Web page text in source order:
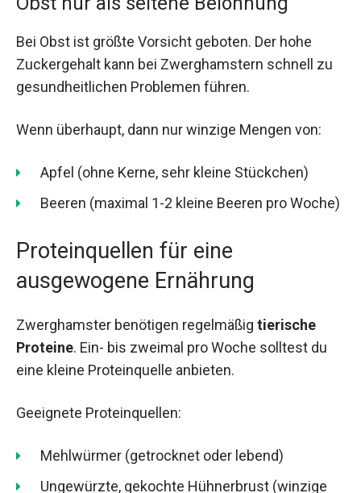
Bei Obst ist größte Vorsicht geboten. Der hohe
Zuckergehalt kann bei Zwerghamstern schnell zu
gesundheitlichen Problemen führen.
Wenn überhaupt, dann nur winzige Mengen von:
Apfel (ohne Kerne, sehr kleine Stückchen)
Beeren (maximal 1-2 kleine Beeren pro Woche)
Proteinquellen für eine
ausgewogene Ernährung
Zwerghamster benötigen regelmäßig tierische
Proteine. Ein- bis zweimal pro Woche solltest du
eine kleine Proteinquelle anbieten.
Geeignete Proteinquellen:
Mehlwürmer (getrocknet oder lebend)
Ungewürzte, gekochte Hühnerbrust (winzige